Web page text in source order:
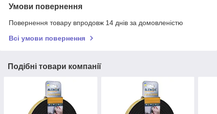
Умови повернення
Повернення товару впродовж 14 днів за домовленістю
Всі умови повернення
Подібні товари компанії